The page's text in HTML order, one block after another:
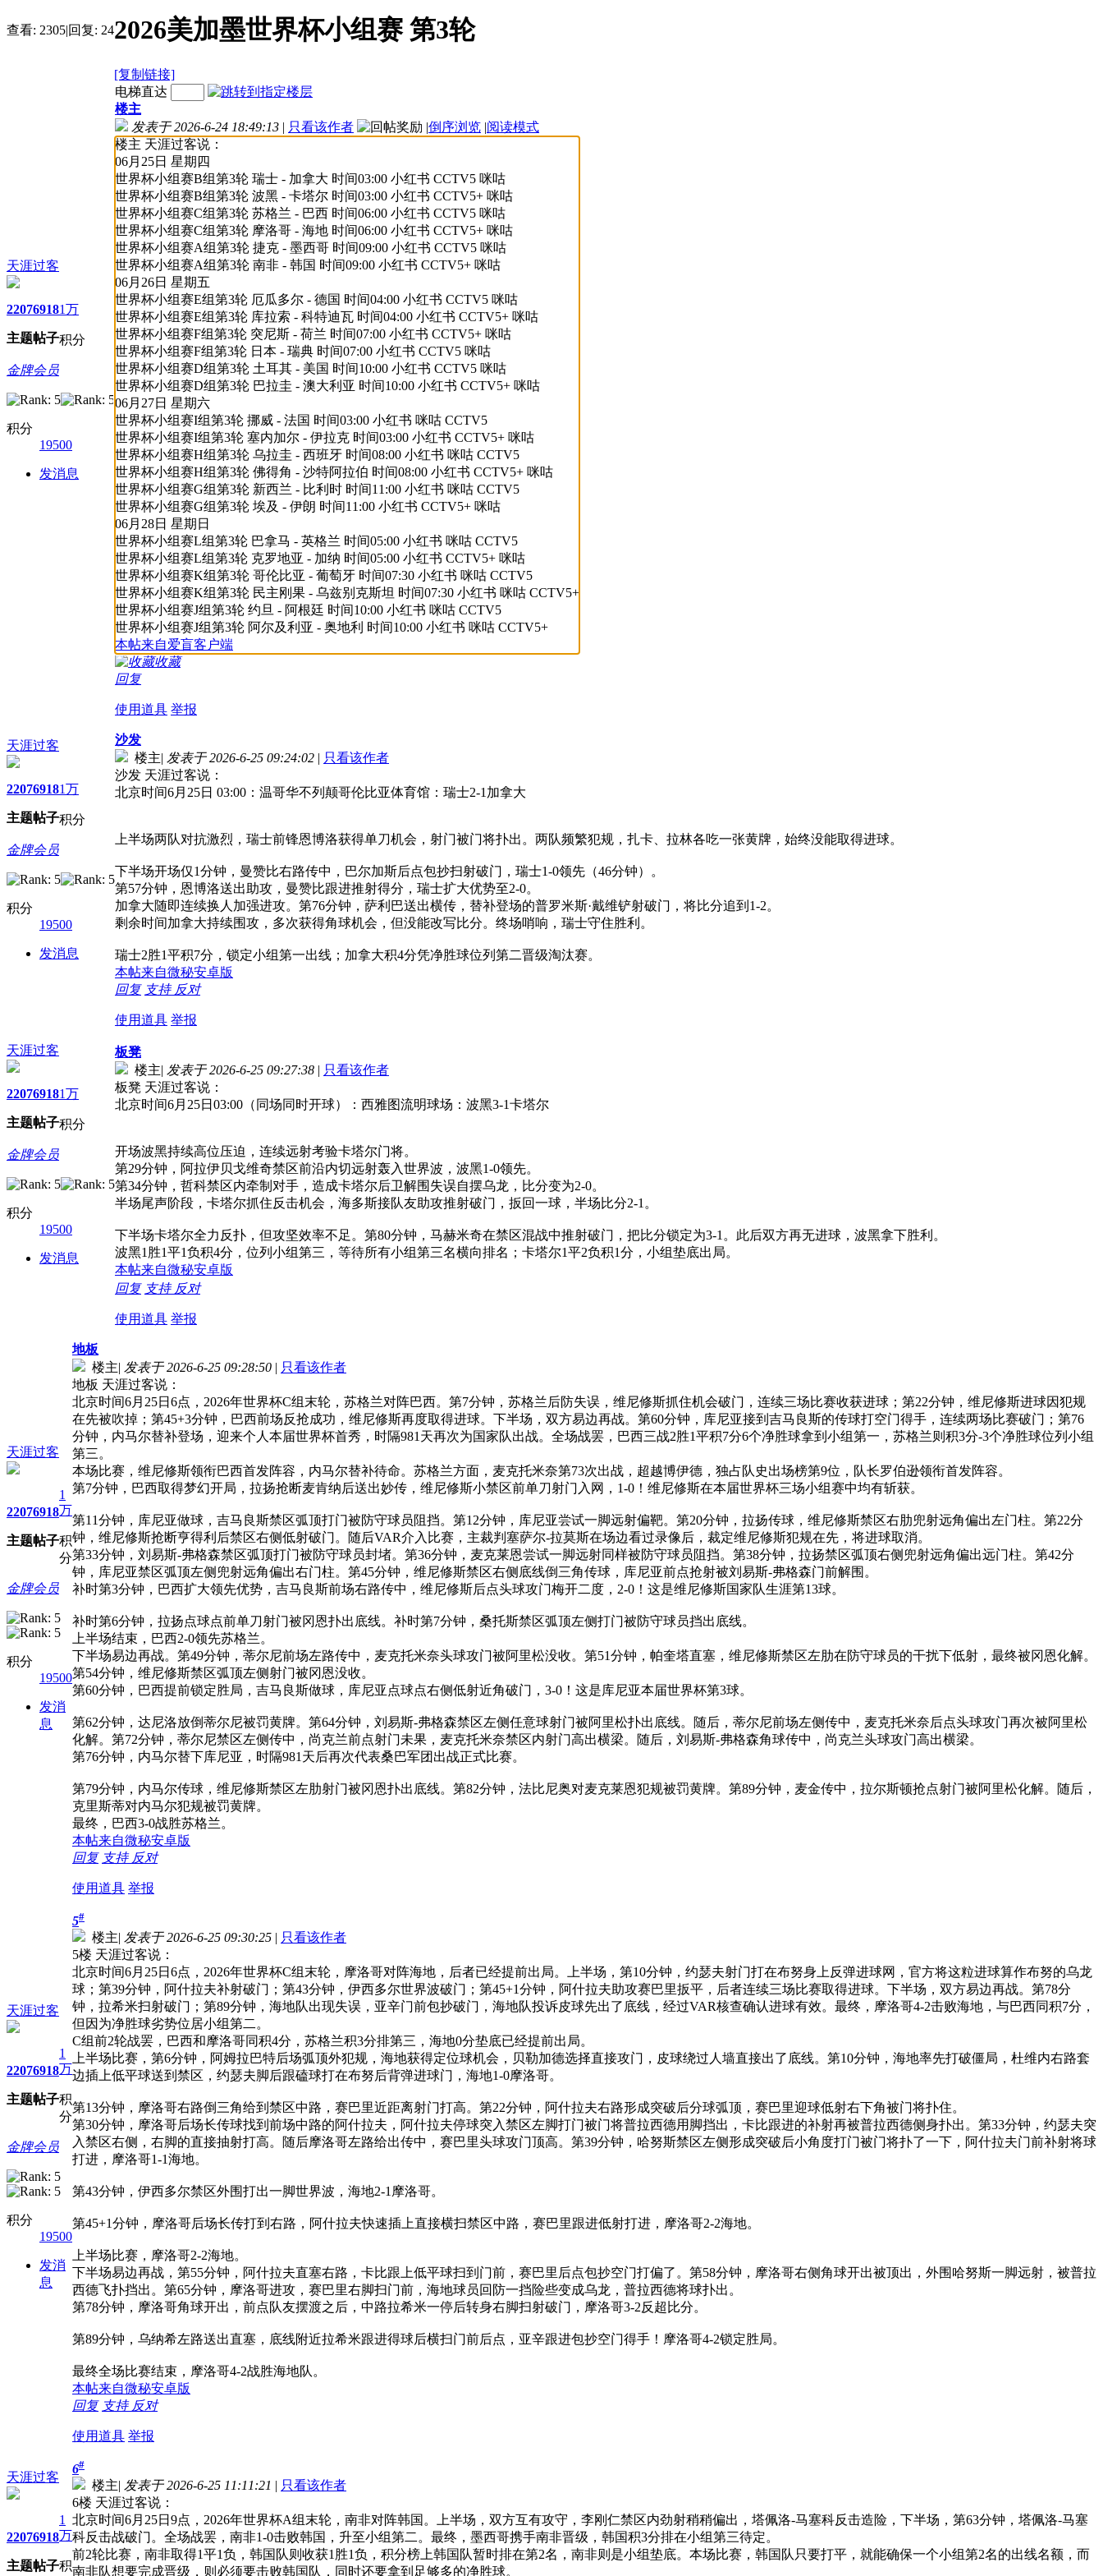
查看: 2305|回复: 242026美加墨世界杯小组赛 第3轮
[复制链接]
天涯过客
2207
主题
6918
帖子
1万
积分
金牌会员
积分
19500
发消息
电梯直达
楼主
发表于 2026-6-24 18:49:13 | 只看该作者 |倒序浏览 |阅读模式
楼主 天涯过客说：
06月25日 星期四
世界杯小组赛B组第3轮 瑞士 - 加拿大 时间03:00 小红书 CCTV5 咪咕
世界杯小组赛B组第3轮 波黑 - 卡塔尔 时间03:00 小红书 CCTV5+ 咪咕
世界杯小组赛C组第3轮 苏格兰 - 巴西 时间06:00 小红书 CCTV5 咪咕
世界杯小组赛C组第3轮 摩洛哥 - 海地 时间06:00 小红书 CCTV5+ 咪咕
世界杯小组赛A组第3轮 捷克 - 墨西哥 时间09:00 小红书 CCTV5 咪咕
世界杯小组赛A组第3轮 南非 - 韩国 时间09:00 小红书 CCTV5+ 咪咕
06月26日 星期五
世界杯小组赛E组第3轮 厄瓜多尔 - 德国 时间04:00 小红书 CCTV5 咪咕
世界杯小组赛E组第3轮 库拉索 - 科特迪瓦 时间04:00 小红书 CCTV5+ 咪咕
世界杯小组赛F组第3轮 突尼斯 - 荷兰 时间07:00 小红书 CCTV5+ 咪咕
世界杯小组赛F组第3轮 日本 - 瑞典 时间07:00 小红书 CCTV5 咪咕
世界杯小组赛D组第3轮 土耳其 - 美国 时间10:00 小红书 CCTV5 咪咕
世界杯小组赛D组第3轮 巴拉圭 - 澳大利亚 时间10:00 小红书 CCTV5+ 咪咕
06月27日 星期六
世界杯小组赛I组第3轮 挪威 - 法国 时间03:00 小红书 咪咕 CCTV5
世界杯小组赛I组第3轮 塞内加尔 - 伊拉克 时间03:00 小红书 CCTV5+ 咪咕
世界杯小组赛H组第3轮 乌拉圭 - 西班牙 时间08:00 小红书 咪咕 CCTV5
世界杯小组赛H组第3轮 佛得角 - 沙特阿拉伯 时间08:00 小红书 CCTV5+ 咪咕
世界杯小组赛G组第3轮 新西兰 - 比利时 时间11:00 小红书 咪咕 CCTV5
世界杯小组赛G组第3轮 埃及 - 伊朗 时间11:00 小红书 CCTV5+ 咪咕
06月28日 星期日
世界杯小组赛L组第3轮 巴拿马 - 英格兰 时间05:00 小红书 咪咕 CCTV5
世界杯小组赛L组第3轮 克罗地亚 - 加纳 时间05:00 小红书 CCTV5+ 咪咕
世界杯小组赛K组第3轮 哥伦比亚 - 葡萄牙 时间07:30 小红书 咪咕 CCTV5
世界杯小组赛K组第3轮 民主刚果 - 乌兹别克斯坦 时间07:30 小红书 咪咕 CCTV5+
世界杯小组赛J组第3轮 约旦 - 阿根廷 时间10:00 小红书 咪咕 CCTV5
世界杯小组赛J组第3轮 阿尔及利亚 - 奥地利 时间10:00 小红书 咪咕 CCTV5+
本帖来自爱盲客户端
收藏
回复
使用道具 举报
天涯过客
2207
主题
6918
帖子
1万
积分
金牌会员
积分
19500
发消息
沙发
楼主| 发表于 2026-6-25 09:24:02 | 只看该作者
沙发 天涯过客说：
北京时间6月25日 03:00：温哥华不列颠哥伦比亚体育馆：瑞士2-1加拿大
上半场两队对抗激烈，瑞士前锋恩博洛获得单刀机会，射门被门将扑出。两队频繁犯规，扎卡、拉林各吃一张黄牌，始终没能取得进球。
下半场开场仅1分钟，曼赞比右路传中，巴尔加斯后点包抄扫射破门，瑞士1-0领先（46分钟）。
第57分钟，恩博洛送出助攻，曼赞比跟进推射得分，瑞士扩大优势至2-0。
加拿大随即连续换人加强进攻。第76分钟，萨利巴送出横传，替补登场的普罗米斯·戴维铲射破门，将比分追到1-2。
剩余时间加拿大持续围攻，多次获得角球机会，但没能改写比分。终场哨响，瑞士守住胜利。
瑞士2胜1平积7分，锁定小组第一出线；加拿大积4分凭净胜球位列第二晋级淘汰赛。
本帖来自微秘安卓版
回复 支持 反对
使用道具 举报
天涯过客
2207
主题
6918
帖子
1万
积分
金牌会员
积分
19500
发消息
板凳
楼主| 发表于 2026-6-25 09:27:38 | 只看该作者
板凳 天涯过客说：
北京时间6月25日03:00（同场同时开球）：西雅图流明球场：波黑3-1卡塔尔
开场波黑持续高位压迫，连续远射考验卡塔尔门将。
第29分钟，阿拉伊贝戈维奇禁区前沿内切远射轰入世界波，波黑1-0领先。
第34分钟，哲科禁区内牵制对手，造成卡塔尔后卫解围失误自摆乌龙，比分变为2-0。
半场尾声阶段，卡塔尔抓住反击机会，海多斯接队友助攻推射破门，扳回一球，半场比分2-1。
下半场卡塔尔全力反扑，但攻坚效率不足。第80分钟，马赫米奇在禁区混战中推射破门，把比分锁定为3-1。此后双方再无进球，波黑拿下胜利。
波黑1胜1平1负积4分，位列小组第三，等待所有小组第三名横向排名；卡塔尔1平2负积1分，小组垫底出局。
本帖来自微秘安卓版
回复 支持 反对
使用道具 举报
天涯过客
2207
主题
6918
帖子
1
万
积
分
金牌会员
积分
19500
发消
息
地板
楼主| 发表于 2026-6-25 09:28:50 | 只看该作者
地板 天涯过客说：
北京时间6月25日6点，2026年世界杯C组末轮，苏格兰对阵巴西。第7分钟，苏格兰后防失误，维尼修斯抓住机会破门，连续三场比赛收获进球；第22分钟，维尼修斯进球因犯规
在先被吹掉；第45+3分钟，巴西前场反抢成功，维尼修斯再度取得进球。下半场，双方易边再战。第60分钟，库尼亚接到吉马良斯的传球打空门得手，连续两场比赛破门；第76
分钟，内马尔替补登场，迎来个人本届世界杯首秀，时隔981天再次为国家队出战。全场战罢，巴西三战2胜1平积7分6个净胜球拿到小组第一，苏格兰则积3分-3个净胜球位列小组
第三。
本场比赛，维尼修斯领衔巴西首发阵容，内马尔替补待命。苏格兰方面，麦克托米奈第73次出战，超越博伊德，独占队史出场榜第9位，队长罗伯逊领衔首发阵容。
第7分钟，巴西取得梦幻开局，拉扬抢断麦肯纳后送出妙传，维尼修斯小禁区前单刀射门入网，1-0！维尼修斯在本届世界杯三场小组赛中均有斩获。
第11分钟，库尼亚做球，吉马良斯禁区弧顶打门被防守球员阻挡。第12分钟，库尼亚尝试一脚远射偏靶。第20分钟，拉扬传球，维尼修斯禁区右肋兜射远角偏出左门柱。第22分
钟，维尼修斯抢断亨得利后禁区右侧低射破门。随后VAR介入比赛，主裁判塞萨尔-拉莫斯在场边看过录像后，裁定维尼修斯犯规在先，将进球取消。
第33分钟，刘易斯-弗格森禁区弧顶打门被防守球员封堵。第36分钟，麦克莱恩尝试一脚远射同样被防守球员阻挡。第38分钟，拉扬禁区弧顶右侧兜射远角偏出远门柱。第42分
钟，库尼亚禁区弧顶左侧兜射远角偏出右门柱。第45分钟，维尼修斯禁区右侧底线倒三角传球，库尼亚前点抢射被刘易斯-弗格森门前解围。
补时第3分钟，巴西扩大领先优势，吉马良斯前场右路传中，维尼修斯后点头球攻门梅开二度，2-0！这是维尼修斯国家队生涯第13球。
补时第6分钟，拉扬点球点前单刀射门被冈恩扑出底线。补时第7分钟，桑托斯禁区弧顶左侧打门被防守球员挡出底线。
上半场结束，巴西2-0领先苏格兰。
下半场易边再战。第49分钟，蒂尔尼前场左路传中，麦克托米奈头球攻门被阿里松没收。第51分钟，帕奎塔直塞，维尼修斯禁区左肋在防守球员的干扰下低射，最终被冈恩化解。
第54分钟，维尼修斯禁区弧顶左侧射门被冈恩没收。
第60分钟，巴西提前锁定胜局，吉马良斯做球，库尼亚点球点右侧低射近角破门，3-0！这是库尼亚本届世界杯第3球。
第62分钟，达尼洛放倒蒂尔尼被罚黄牌。第64分钟，刘易斯-弗格森禁区左侧任意球射门被阿里松扑出底线。随后，蒂尔尼前场左侧传中，麦克托米奈后点头球攻门再次被阿里松
化解。第72分钟，蒂尔尼禁区左侧传中，尚克兰前点射门未果，麦克托米奈禁区内射门高出横梁。随后，刘易斯-弗格森角球传中，尚克兰头球攻门高出横梁。
第76分钟，内马尔替下库尼亚，时隔981天后再次代表桑巴军团出战正式比赛。
第79分钟，内马尔传球，维尼修斯禁区左肋射门被冈恩扑出底线。第82分钟，法比尼奥对麦克莱恩犯规被罚黄牌。第89分钟，麦金传中，拉尔斯顿抢点射门被阿里松化解。随后，
克里斯蒂对内马尔犯规被罚黄牌。
最终，巴西3-0战胜苏格兰。
本帖来自微秘安卓版
回复 支持 反对
使用道具 举报
天涯过客
2207
主题
6918
帖子
1
万
积
分
金牌会员
积分
19500
发消
息
5#
楼主| 发表于 2026-6-25 09:30:25 | 只看该作者
5楼 天涯过客说：
北京时间6月25日6点，2026年世界杯C组末轮，摩洛哥对阵海地，后者已经提前出局。上半场，第10分钟，约瑟夫射门打在布努身上反弹进球网，官方将这粒进球算作布努的乌龙
球；第39分钟，阿什拉夫补射破门；第43分钟，伊西多尔世界波破门；第45+1分钟，阿什拉夫助攻赛巴里扳平，后者连续三场比赛取得进球。下半场，双方易边再战。第78分
钟，拉希米扫射破门；第89分钟，海地队出现失误，亚辛门前包抄破门，海地队投诉皮球先出了底线，经过VAR核查确认进球有效。最终，摩洛哥4-2击败海地，与巴西同积7分，
但因为净胜球劣势位居小组第二。
C组前2轮战罢，巴西和摩洛哥同积4分，苏格兰积3分排第三，海地0分垫底已经提前出局。
上半场比赛，第6分钟，阿姆拉巴特后场弧顶外犯规，海地获得定位球机会，贝勒加德选择直接攻门，皮球绕过人墙直接出了底线。第10分钟，海地率先打破僵局，杜维内右路套
边插上低平球送到禁区，约瑟夫脚后跟磕球打在布努后背弹进球门，海地1-0摩洛哥。
第13分钟，摩洛哥右路倒三角给到禁区中路，赛巴里近距离射门打高。第22分钟，阿什拉夫右路形成突破后分球弧顶，赛巴里迎球低射右下角被门将扑住。
第30分钟，摩洛哥后场长传球找到前场中路的阿什拉夫，阿什拉夫停球突入禁区左脚打门被门将普拉西德用脚挡出，卡比跟进的补射再被普拉西德侧身扑出。第33分钟，约瑟夫突
入禁区右侧，右脚的直接抽射打高。随后摩洛哥左路给出传中，赛巴里头球攻门顶高。第39分钟，哈努斯禁区左侧形成突破后小角度打门被门将扑了一下，阿什拉夫门前补射将球
打进，摩洛哥1-1海地。
第43分钟，伊西多尔禁区外围打出一脚世界波，海地2-1摩洛哥。
第45+1分钟，摩洛哥后场长传打到右路，阿什拉夫快速插上直接横扫禁区中路，赛巴里跟进低射打进，摩洛哥2-2海地。
上半场比赛，摩洛哥2-2海地。
下半场易边再战，第55分钟，阿什拉夫直塞右路，卡比跟上低平球扫到门前，赛巴里后点包抄空门打偏了。第58分钟，摩洛哥右侧角球开出被顶出，外围哈努斯一脚远射，被普拉
西德飞扑挡出。第65分钟，摩洛哥进攻，赛巴里右脚扫门前，海地球员回防一挡险些变成乌龙，普拉西德将球扑出。
第78分钟，摩洛哥角球开出，前点队友摆渡之后，中路拉希米一停后转身右脚扫射破门，摩洛哥3-2反超比分。
第89分钟，乌纳希左路送出直塞，底线附近拉希米跟进得球后横扫门前后点，亚辛跟进包抄空门得手！摩洛哥4-2锁定胜局。
最终全场比赛结束，摩洛哥4-2战胜海地队。
本帖来自微秘安卓版
回复 支持 反对
使用道具 举报
天涯过客
2207
主题
6918
帖子
1
万
积
6#
楼主| 发表于 2026-6-25 11:11:21 | 只看该作者
6楼 天涯过客说：
北京时间6月25日9点，2026年世界杯A组末轮，南非对阵韩国。上半场，双方互有攻守，李刚仁禁区内劲射稍稍偏出，塔佩洛-马塞科反击造险，下半场，第63分钟，塔佩洛-马塞
科反击战破门。全场战罢，南非1-0击败韩国，升至小组第二。最终，墨西哥携手南非晋级，韩国积3分排在小组第三待定。
前2轮比赛，南非取得1平1负，韩国队则收获1胜1负，积分榜上韩国队暂时排在第2名，南非则是小组垫底。本场比赛，韩国队只要打平，就能确保一个小组第2名的出线名额，而
南非队想要完成晋级，则必须要击败韩国队，同时还要拿到足够多的净胜球。